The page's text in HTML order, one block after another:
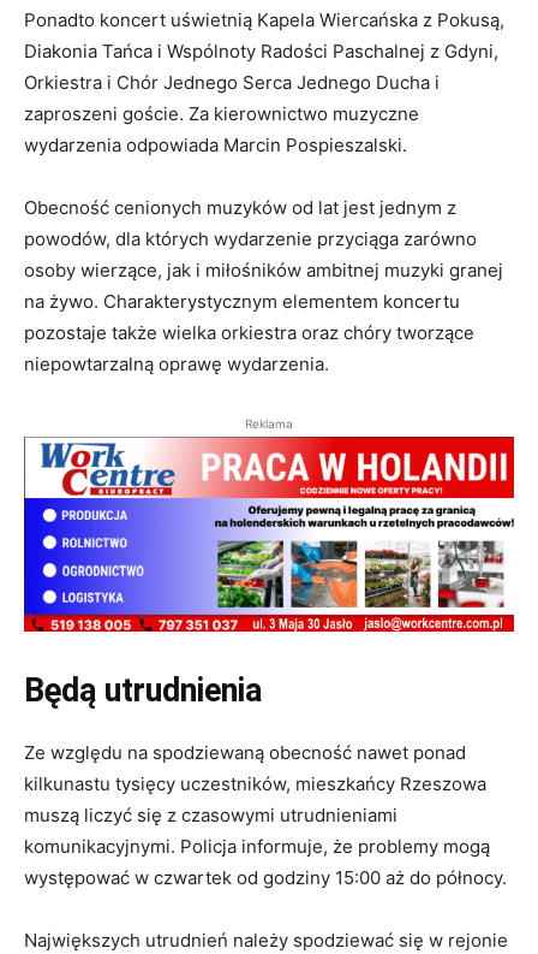
Ponadto koncert uświetnią Kapela Wiercańska z Pokusą,
Diakonia Tańca i Wspólnoty Radości Paschalnej z Gdyni,
Orkiestra i Chór Jednego Serca Jednego Ducha i
zaproszeni goście. Za kierownictwo muzyczne
wydarzenia odpowiada Marcin Pospieszalski.
Obecność cenionych muzyków od lat jest jednym z
powodów, dla których wydarzenie przyciąga zarówno
osoby wierzące, jak i miłośników ambitnej muzyki granej
na żywo. Charakterystycznym elementem koncertu
pozostaje także wielka orkiestra oraz chóry tworzące
niepowtarzalną oprawę wydarzenia.
Reklama
Będą utrudnienia
Ze względu na spodziewaną obecność nawet ponad
kilkunastu tysięcy uczestników, mieszkańcy Rzeszowa
muszą liczyć się z czasowymi utrudnieniami
komunikacyjnymi. Policja informuje, że problemy mogą
występować w czwartek od godziny 15:00 aż do północy.
Największych utrudnień należy spodziewać się w rejonie